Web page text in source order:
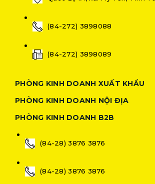
(84-272) 3898088
(84-272) 3898089
PHÒNG KINH DOANH XUẤT KHẨU
PHÒNG KINH DOANH NỘI ĐỊA
PHÒNG KINH DOANH B2B
(84-28) 3876 3876
(84-28) 3876 3876